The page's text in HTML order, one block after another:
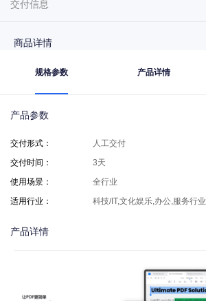
交付信息
商品详情
规格参数 产品详情
产品参数
交付形式 ：
人工交付
交付时间 ：
3天
使用场景 ：
全行业
适用行业 ： 科技/IT,文化娱乐,办公,服务行业
产品详情